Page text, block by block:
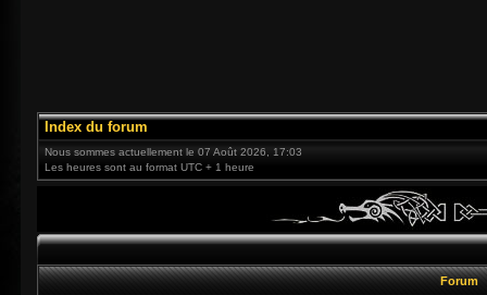
Index du forum
Nous sommes actuellement le 07 Août 2026, 17:03
Les heures sont au format UTC + 1 heure
Forum